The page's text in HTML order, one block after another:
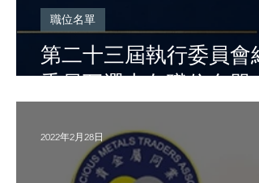
第二十三屆執行委員會
委員互選出各職位名單
職位名單
2022年2月28日